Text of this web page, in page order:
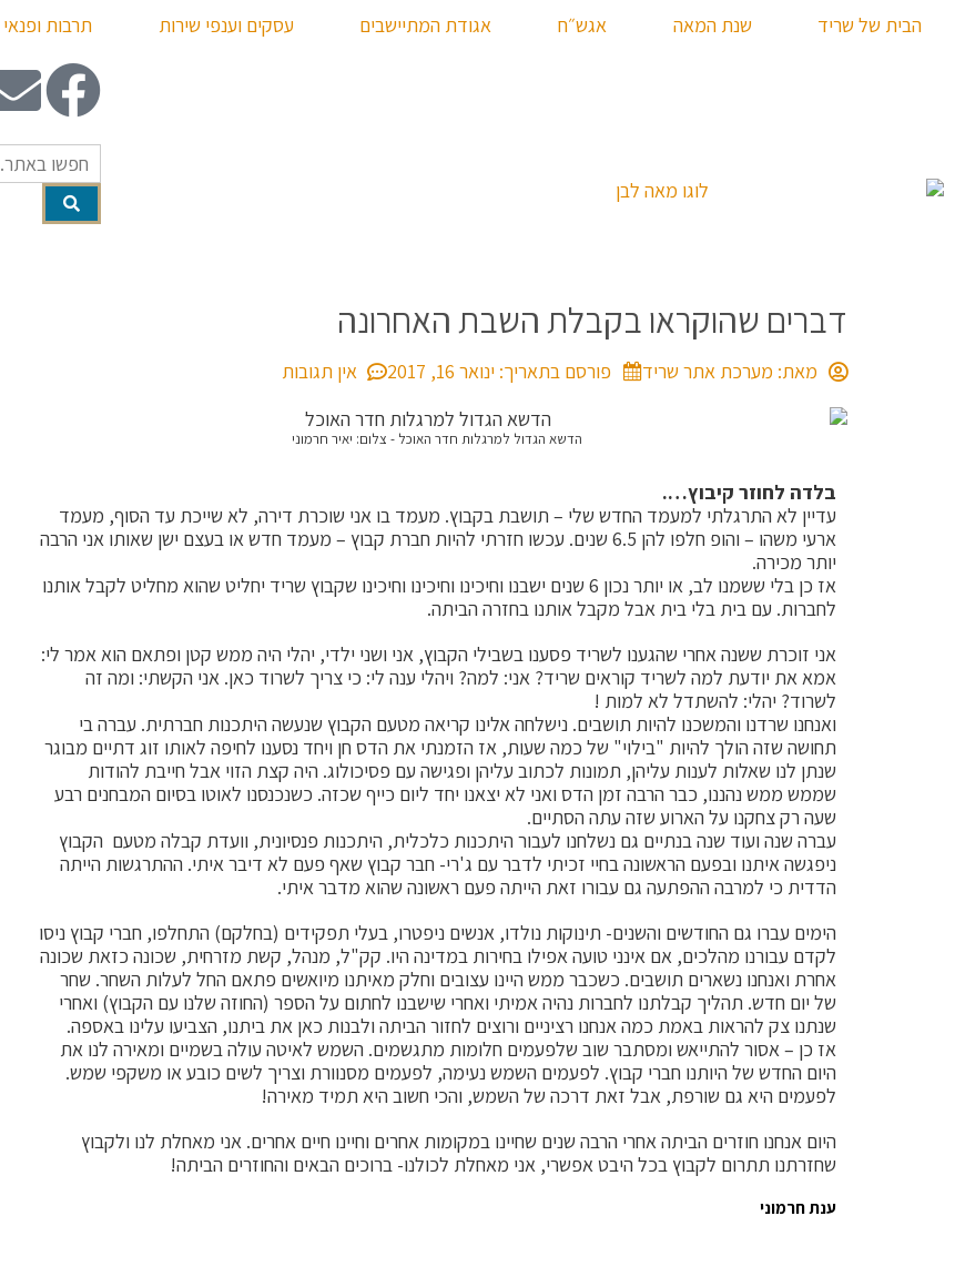
הבית של שריד שנת המאה אגש״ח אגודת המתיישבים עסקים וענפי שירות תרבות ופנאי
דברים שהוקראו בקבלת השבת האחרונה
מאת: מערכת אתר שריד פורסם בתאריך: ינואר 16, 2017 אין תגובות
הדשא הגדול למרגלות חדר האוכל - צלום: יאיר חרמוני
בלדה לחוזר קיבוץ….
עדיין לא התרגלתי למעמד החדש שלי – תושבת בקבוץ. מעמד בו אני שוכרת דירה, לא שייכת עד הסוף, מעמד
ארעי משהו – והופ חלפו להן 6.5 שנים. עכשו חזרתי להיות חברת קבוץ – מעמד חדש או בעצם ישן שאותו אני הרבה
יותר מכירה.
אז כן בלי ששמנו לב, או יותר נכון 6 שנים ישבנו וחיכינו וחיכינו וחיכינו שקבוץ שריד יחליט שהוא מחליט לקבל אותנו
לחברות. עם בית בלי בית אבל מקבל אותנו בחזרה הביתה.
אני זוכרת ששנה אחרי שהגענו לשריד פסענו בשבילי הקבוץ, אני ושני ילדי, יהלי היה ממש קטן ופתאם הוא אמר לי:
אמא את יודעת למה לשריד קוראים שריד? אני: למה? ויהלי ענה לי: כי צריך לשרוד כאן. אני הקשתי: ומה זה
לשרוד? יהלי: להשתדל לא למות !
ואנחנו שרדנו והמשכנו להיות תושבים. נישלחה אלינו קריאה מטעם הקבוץ שנעשה היתכנות חברתית. עברה בי
תחושה שזה הולך להיות "בילוי" של כמה שעות, אז הזמנתי את הדס חן ויחד נסענו לחיפה לאותו זוג דתיים מבוגר
שנתן לנו שאלות לענות עליהן, תמונות לכתוב עליהן ופגישה עם פסיכולוג. היה קצת הזוי אבל חייבת להודות
שממש ממש נהננו, כבר הרבה זמן הדס ואני לא יצאנו יחד ליום כייף שכזה. כשנכנסנו לאוטו בסיום המבחנים רבע
שעה רק צחקנו על הארוע שזה עתה הסתיים.
עברה שנה ועוד שנה בנתיים גם נשלחנו לעבור היתכנות כלכלית, היתכנות פנסיונית, וועדת קבלה מטעם הקבוץ
ניפגשה איתנו ובפעם הראשונה בחיי זכיתי לדבר עם ג'רי- חבר קבוץ שאף פעם לא דיבר איתי. ההתרגשות הייתה
הדדית כי למרבה ההפתעה גם עבורו זאת הייתה פעם ראשונה שהוא מדבר איתי.
הימים עברו גם החודשים והשנים- תינוקות נולדו, אנשים ניפטרו, בעלי תפקידים (בחלקם) התחלפו, חברי קבוץ ניסו
לקדם עבורנו מהלכים, אם אינני טועה אפילו בחירות במדינה היו. קק"ל, מנהל, קשת מזרחית, שכונה כזאת שכונה
אחרת ואנחנו נשארים תושבים. כשכבר ממש היינו עצובים וחלק מאיתנו מיואשים פתאם החל לעלות השחר. שחר
של יום חדש. תהליך קבלתנו לחברות נהיה אמיתי ואחרי שישבנו לחתום על הספר (החוזה שלנו עם הקבוץ) ואחרי
שנתנו צק להראות באמת כמה אנחנו רציניים ורוצים לחזור הביתה ולבנות כאן את ביתנו, הצביעו עלינו באספה.
אז כן – אסור להתייאש ומסתבר שוב שלפעמים חלומות מתגשמים. השמש לאיטה עולה בשמיים ומאירה לנו את
היום החדש של היותנו חברי קבוץ. לפעמים השמש נעימה, לפעמים מסנוורת וצריך לשים כובע או משקפי שמש.
לפעמים היא גם שורפת, אבל זאת דרכה של השמש, והכי חשוב היא תמיד מאירה!
היום אנחנו חוזרים הביתה אחרי הרבה שנים שחיינו במקומות אחרים וחיינו חיים אחרים. אני מאחלת לנו ולקבוץ
שחזרתנו תתרום לקבוץ בכל היבט אפשרי, אני מאחלת לכולנו- ברוכים הבאים והחוזרים הביתה!
ענת חרמוני